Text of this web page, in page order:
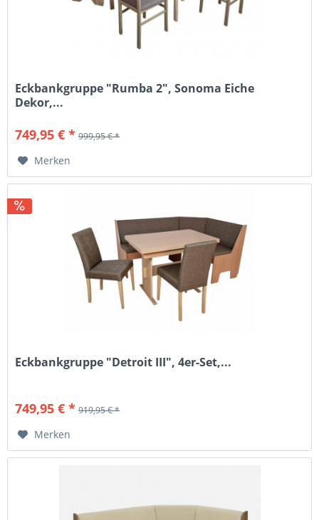
Eckbankgruppe "Rumba 2", Sonoma Eiche
Dekor,...
749,95 € * 999,95 € *
Merken
Eckbankgruppe "Detroit III", 4er-Set,...
749,95 € * 919,95 € *
Merken